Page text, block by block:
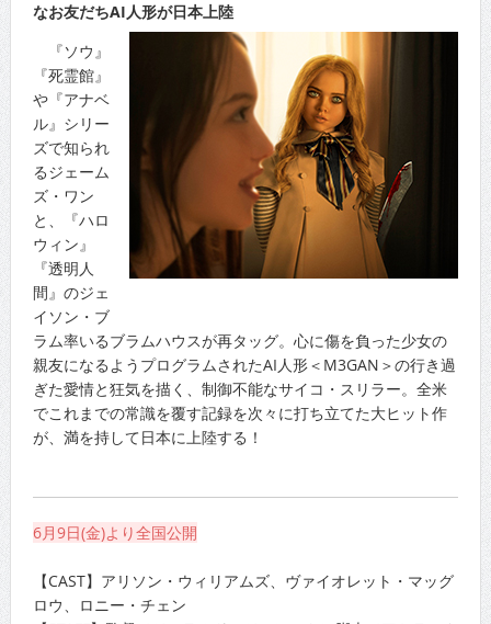
なお友だちAI人形が日本上陸
『ソウ』
『死霊館』
や『アナベ
ル』シリー
ズで知られ
るジェーム
ズ・ワン
と、『ハロ
ウィン』
『透明人
間』のジェ
イソン・ブ
ラム率いるブラムハウスが再タッグ。心に傷を負った少女の
親友になるようプログラムされたAI人形＜M3GAN＞の行き過
ぎた愛情と狂気を描く、制御不能なサイコ・スリラー。全米
でこれまでの常識を覆す記録を次々に打ち立てた大ヒット作
が、満を持して日本に上陸する！
6月9日(金)より全国公開
【CAST】アリソン・ウィリアムズ、ヴァイオレット・マッグ
ロウ、ロニー・チェン